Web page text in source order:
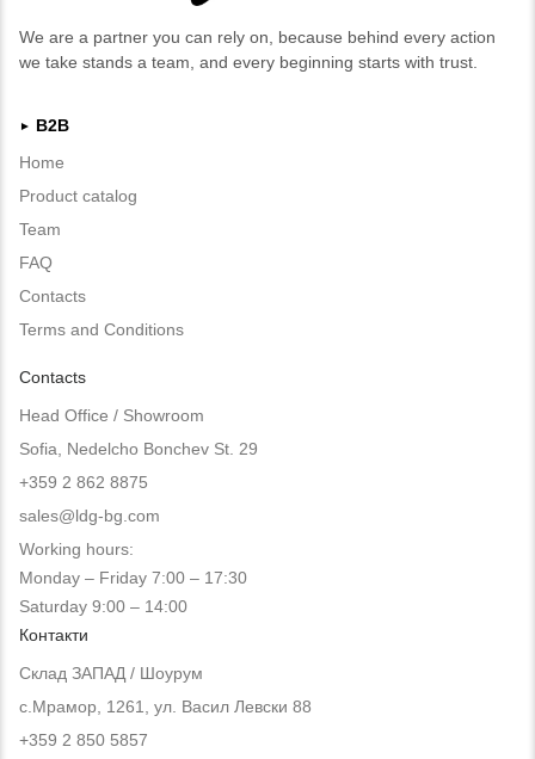
We are a partner you can rely on, because behind every action
we take stands a team, and every beginning starts with trust.
►
B2B
Home
Product catalog
Team
FAQ
Contacts
Terms and Conditions
Contacts
Head Office / Showroom
Sofia, Nedelcho Bonchev St. 29
+359 2 862 8875
sales@ldg-bg.com
Working hours:
Monday – Friday 7:00 – 17:30
Saturday 9:00 – 14:00
Контакти
Склад ЗАПАД / Шоурум
с.Мрамор, 1261, ул. Васил Левски 88
+359 2 850 5857